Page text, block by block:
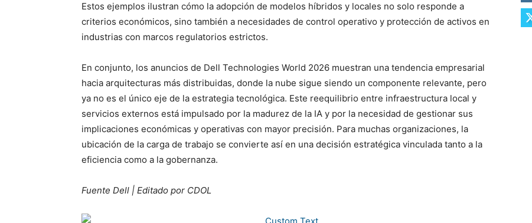
Estos ejemplos ilustran cómo la adopción de modelos híbridos y locales no solo responde a
criterios económicos, sino también a necesidades de control operativo y protección de activos en
industrias con marcos regulatorios estrictos.
En conjunto, los anuncios de Dell Technologies World 2026 muestran una tendencia empresarial
hacia arquitecturas más distribuidas, donde la nube sigue siendo un componente relevante, pero
ya no es el único eje de la estrategia tecnológica. Este reequilibrio entre infraestructura local y
servicios externos está impulsado por la madurez de la IA y por la necesidad de gestionar sus
implicaciones económicas y operativas con mayor precisión. Para muchas organizaciones, la
ubicación de la carga de trabajo se convierte así en una decisión estratégica vinculada tanto a la
eficiencia como a la gobernanza.
Fuente Dell | Editado por CDOL